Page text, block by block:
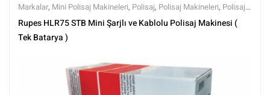
Markalar, Mini Polisaj Makineleri, Polisaj, Polisaj Makineleri, Polisaj
ve Parlatma,Rupes, Tüm Ürünler,Tüm Ürünler
Rupes HLR75 STB Mini Şarjlı ve Kablolu Polisaj Makinesi (
Tek Batarya )